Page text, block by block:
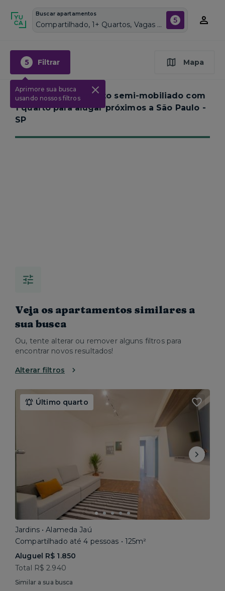
Buscar apartamentos
Compartilhado, 1+ Quartos, Vagas de garagem: Sim, Semi mobiliado, Piscina 5
5 Filtrar
Aprimore sua busca
usando nossos filtros
Mapa
Nenhum apartamento semi-mobiliado com
1 quarto para alugar próximos a São Paulo -
SP
Veja os apartamentos similares a
sua busca
Ou, tente alterar ou remover alguns filtros para
encontrar novos resultados!
Alterar filtros
Último quarto
Jardins • Alameda Jaú
Compartilhado até 4 pessoas • 125m²
Aluguel R$ 1.850
Total R$ 2.940
Similar a sua busca